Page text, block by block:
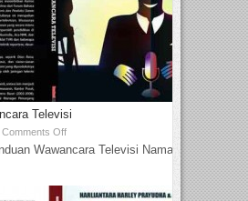
Televisi
Comments Off
Wawancara Televisi Nama